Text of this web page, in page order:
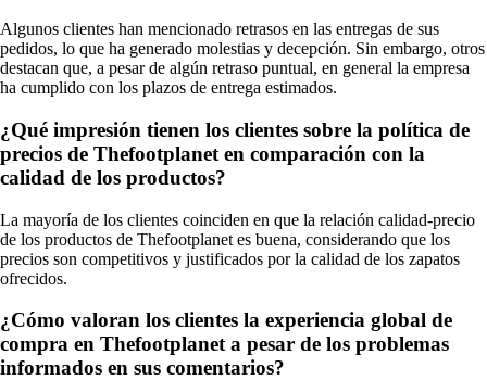
Algunos clientes han mencionado retrasos en las entregas de sus
pedidos, lo que ha generado molestias y decepción. Sin embargo, otros
destacan que, a pesar de algún retraso puntual, en general la empresa
ha cumplido con los plazos de entrega estimados.
¿Qué impresión tienen los clientes sobre la política de
precios de Thefootplanet en comparación con la
calidad de los productos?
La mayoría de los clientes coinciden en que la relación calidad-precio
de los productos de Thefootplanet es buena, considerando que los
precios son competitivos y justificados por la calidad de los zapatos
ofrecidos.
¿Cómo valoran los clientes la experiencia global de
compra en Thefootplanet a pesar de los problemas
informados en sus comentarios?